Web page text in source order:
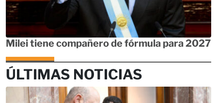
Milei tiene compañero de fórmula para 2027
ÚLTIMAS NOTICIAS